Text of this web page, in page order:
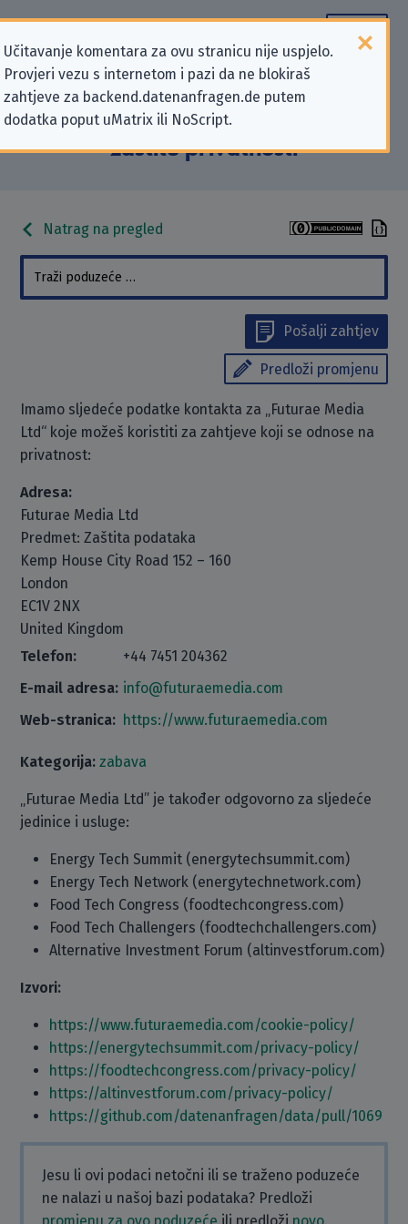
Učitavanje komentara za ovu stranicu nije uspjelo.
Provjeri vezu s internetom i pazi da ne blokiraš
zahtjeve za backend.datenanfragen.de putem
dodatka poput uMatrix ili NoScript.
Podaci kontakta „Futurae Media
Ltd” koji se odnose na zahtjeve za
zaštitu privatnosti
Natrag na pregled
Pošalji zahtjev
Predloži promjenu
Imamo sljedeće podatke kontakta za „Futurae Media
Ltd“ koje možeš koristiti za zahtjeve koji se odnose na
privatnost:
Adresa:
Futurae Media Ltd
Predmet: Zaštita podataka
Kemp House City Road 152 – 160
London
EC1V 2NX
United Kingdom
Telefon:
+44 7451 204362
E-mail adresa: info@futuraemedia.com
Web-stranica: https://www.futuraemedia.com
Kategorija: zabava
„Futurae Media Ltd” je također odgovorno za sljedeće
jedinice i usluge:
Energy Tech Summit (energytechsummit.com)
Energy Tech Network (energytechnetwork.com)
Food Tech Congress (foodtechcongress.com)
Food Tech Challengers (foodtechchallengers.com)
Alternative Investment Forum (altinvestforum.com)
Izvori:
https://www.futuraemedia.com/cookie-policy/
https://energytechsummit.com/privacy-policy/
https://foodtechcongress.com/privacy-policy/
https://altinvestforum.com/privacy-policy/
https://github.com/datenanfragen/data/pull/1069
Jesu li ovi podaci netočni ili se traženo poduzeće
ne nalazi u našoj bazi podataka? Predloži